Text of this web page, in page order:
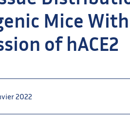
Mice
of hACE2
2022